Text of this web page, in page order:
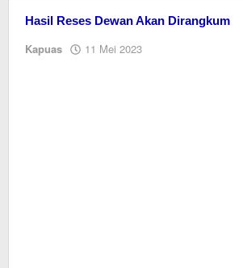
Hasil Reses Dewan Akan Dirangkum
Kapuas 11 Mei 2023